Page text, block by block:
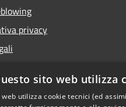
privacy
di inaccessibilità
sito web utilizza
web utilizza cookie tecnici (ed